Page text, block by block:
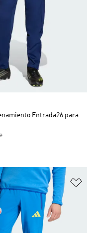
Entrada26 para